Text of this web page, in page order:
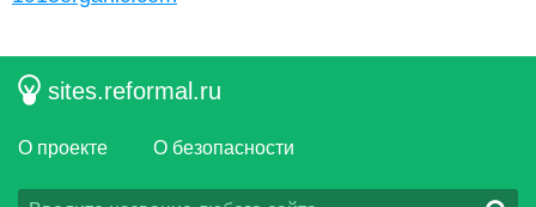
sites.reformal.ru
О проекте О безопасности